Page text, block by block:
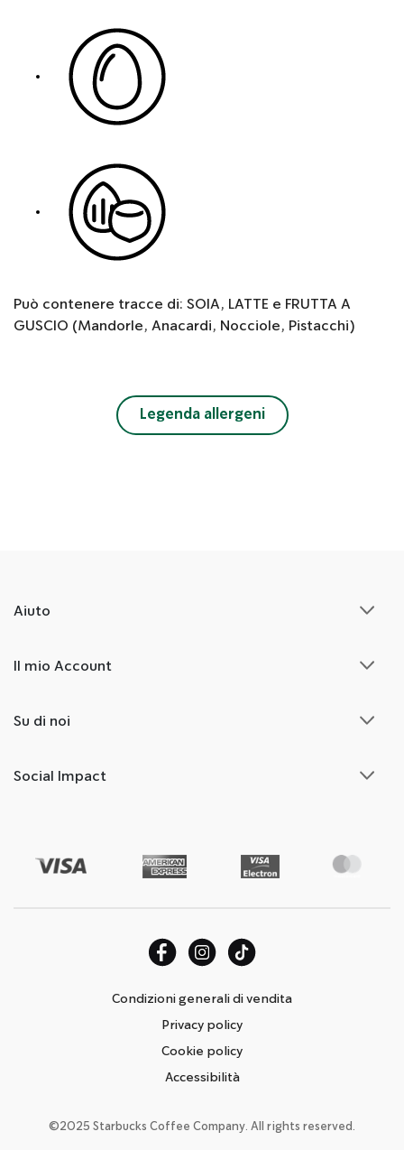
Può contenere tracce di: SOIA, LATTE e FRUTTA A
GUSCIO (Mandorle, Anacardi, Nocciole, Pistacchi)
Legenda allergeni
Aiuto
Il mio Account
Su di noi
Social Impact
Condizioni generali di vendita
Privacy policy
Cookie policy
Accessibilità
©2025 Starbucks Coffee Company. All rights reserved.